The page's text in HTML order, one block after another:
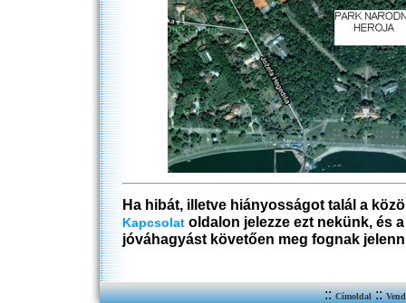
Ha hibát, illetve hiányosságot talál a
Kapcsolat oldalon jelezze ezt nekünk, és
jóváhagyást követően meg fognak
::Címoldal::